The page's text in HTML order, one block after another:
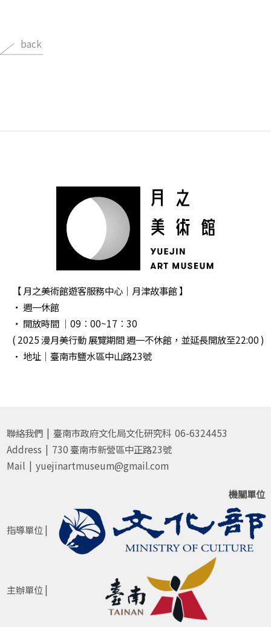
back
【 月之美術館遊客服務中心｜月津故事館 】
‧ 週一休館
‧ 開放時間 │09：00~17：30
( 2025 漫月美行動 展覽期間 週一不休館，並延長開放至22:00 )
· 地址｜臺南市鹽水區中山路23號
聯絡我們 | 臺南市政府文化局文化研究科 06-6324453
Address | 730 臺南市新營區中正路23號
Mail | yuejinartmuseum@gmail.com
機關單位
指導單位 |
主辦單位 |